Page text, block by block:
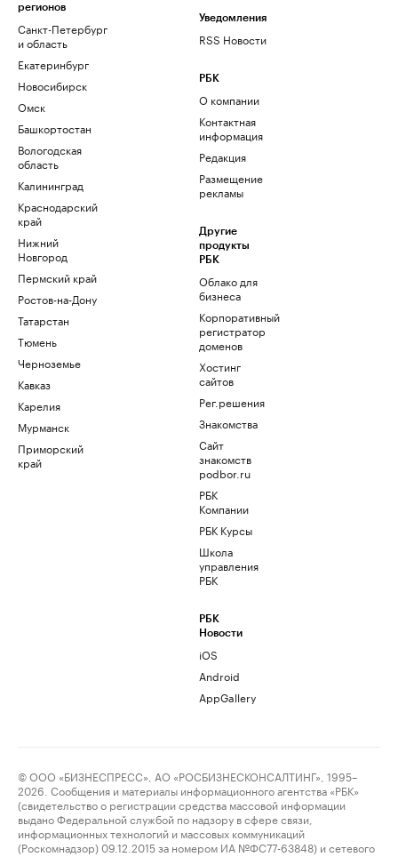
регионов
Санкт-Петербург
и область
Екатеринбург
Новосибирск
Омск
Башкортостан
Вологодская
область
Калининград
Краснодарский
край
Нижний
Новгород
Пермский край
Ростов-на-Дону
Татарстан
Тюмень
Черноземье
Кавказ
Карелия
Мурманск
Приморский
край
Уведомления
RSS Новости
РБК
О компании
Контактная
информация
Редакция
Размещение
рекламы
Другие
продукты
РБК
Облако для
бизнеса
Корпоративный
регистратор
доменов
Хостинг
сайтов
Рег.решения
Знакомства
Сайт
знакомств
podbor.ru
РБК
Компании
РБК Курсы
Школа
управления
РБК
РБК
Новости
iOS
Android
AppGallery
© ООО «БИЗНЕСПРЕСС», АО «РОСБИЗНЕСКОНСАЛТИНГ», 1995–
2026. Сообщения и материалы информационного агентства «РБК»
(свидетельство о регистрации средства массовой информации
выдано Федеральной службой по надзору в сфере связи,
информационных технологий и массовых коммуникаций
(Роскомнадзор) 09.12.2015 за номером ИА №ФС77-63848) и сетевого